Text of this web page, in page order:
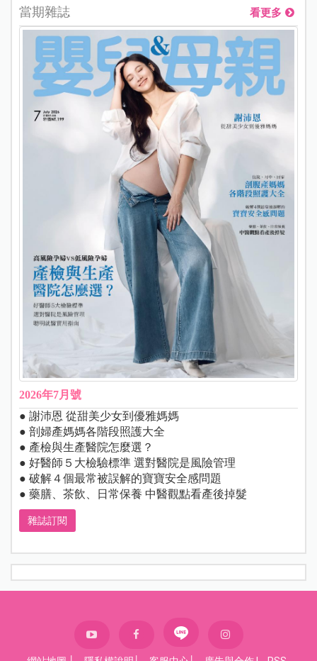
當期雜誌 看更多
2026年7月號
● 謝沛恩 從甜美少女到優雅媽媽
● 剖婦產媽媽各階段照護大全
● 產檢與生產醫院怎麼選？
● 好醫師５大檢驗標準 選對醫院是風險管理
● 破解４個最常被誤解的寶寶安全感問題
● 藥膳、茶飲、日常保養 中醫觀點看產後掉髮
雜誌訂閱